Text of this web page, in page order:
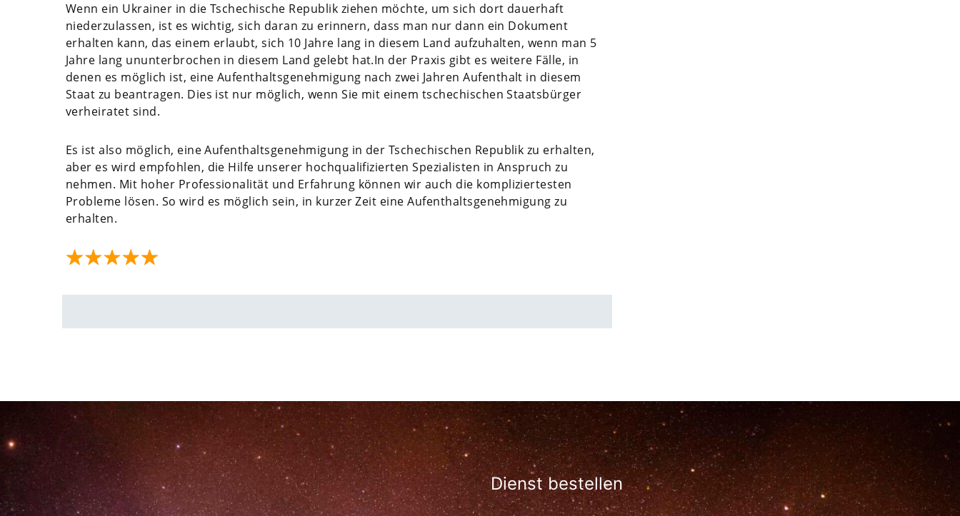
Wenn ein Ukrainer in die Tschechische Republik ziehen möchte, um sich dort dauerhaft
niederzulassen, ist es wichtig, sich daran zu erinnern, dass man nur dann ein Dokument
erhalten kann, das einem erlaubt, sich 10 Jahre lang in diesem Land aufzuhalten, wenn man 5
Jahre lang ununterbrochen in diesem Land gelebt hat.In der Praxis gibt es weitere Fälle, in
denen es möglich ist, eine Aufenthaltsgenehmigung nach zwei Jahren Aufenthalt in diesem
Staat zu beantragen. Dies ist nur möglich, wenn Sie mit einem tschechischen Staatsbürger
verheiratet sind.
Es ist also möglich, eine Aufenthaltsgenehmigung in der Tschechischen Republik zu erhalten,
aber es wird empfohlen, die Hilfe unserer hochqualifizierten Spezialisten in Anspruch zu
nehmen. Mit hoher Professionalität und Erfahrung können wir auch die kompliziertesten
Probleme lösen. So wird es möglich sein, in kurzer Zeit eine Aufenthaltsgenehmigung zu
erhalten.
Dienst bestellen